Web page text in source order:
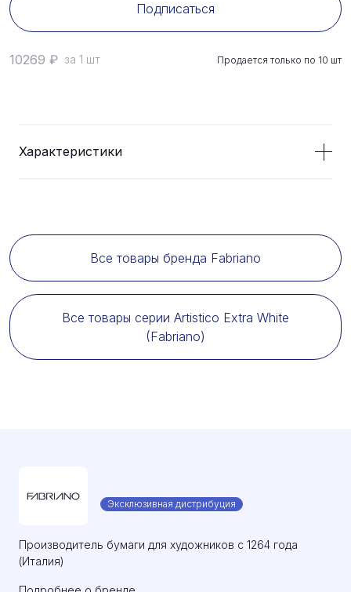
Подписаться
10269 ₽ за 1 шт Продается только по 10 шт
Характеристики
Все товары бренда Fabriano
Все товары серии Artistico Extra White
(Fabriano)
Эксклюзивная дистрибуция
Производитель бумаги для художников с 1264 года
(Италия)